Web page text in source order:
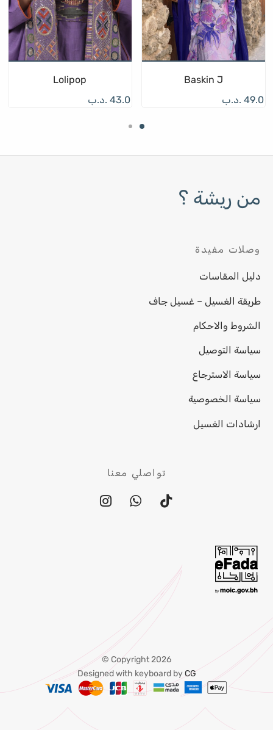
Baskin J
49.0 .د.ب
Lolipop
43.0 .د.ب
من ريشة ؟
وصلات مفيدة
دليل المقاسات
طريقة الغسيل – غسيل جاف
الشروط والاحكام
سياسة التوصيل
سياسة الاسترجاع
سياسة الخصوصية
ارشادات الغسيل
تواصلي معنا
Copyright 2026 ©
Designed with keyboard byCG